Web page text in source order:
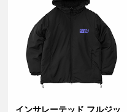
インサレーテッド フルジッ